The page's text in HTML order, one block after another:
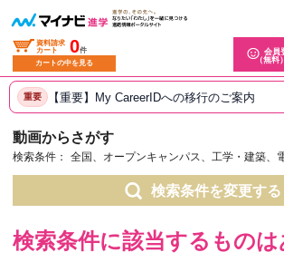
資料請求
カート
0件
カートの中を見る
会員
（無料）
重要 【重要】My CareerIDへの移行のご案内
動画からさがす
検索条件： 全国、オープンキャンパス、工学・建築、
検索条件を変更する
検索条件に該当するもの